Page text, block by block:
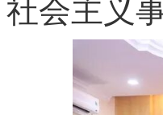
社会主义